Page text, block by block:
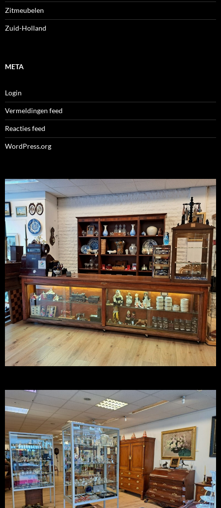
Zitmeubelen
Zuid-Holland
META
Login
Vermeldingen feed
Reacties feed
WordPress.org